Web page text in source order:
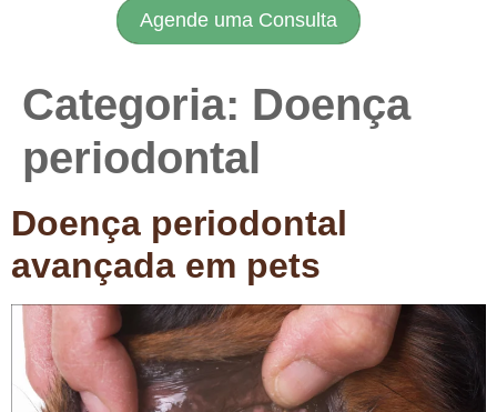
Agende uma Consulta
Categoria: Doença
periodontal
Doença periodontal
avançada em pets